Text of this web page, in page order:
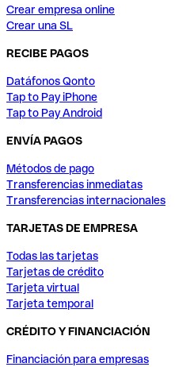
Crear empresa online
Crear una SL
RECIBE PAGOS
Datáfonos Qonto
Tap to Pay iPhone
Tap to Pay Android
ENVÍA PAGOS
Métodos de pago
Transferencias inmediatas
Transferencias internacionales
TARJETAS DE EMPRESA
Todas las tarjetas
Tarjetas de crédito
Tarjeta virtual
Tarjeta temporal
CRÉDITO Y FINANCIACIÓN
Financiación para empresas